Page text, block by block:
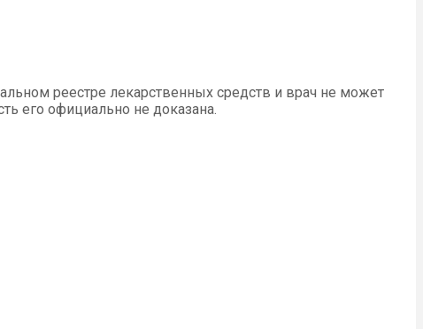
реестре лекарственных средств и врач не может
его официально не доказана.